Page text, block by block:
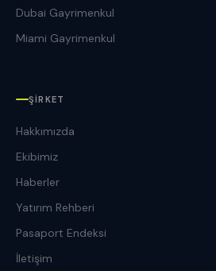
Dubai Gayrimenkul
Miami Gayrimenkul
ŞIRKET
Hakkımızda
Ekibimiz
Haberler
Yatırım Rehberi
Pasaport Endeksi
İletişim